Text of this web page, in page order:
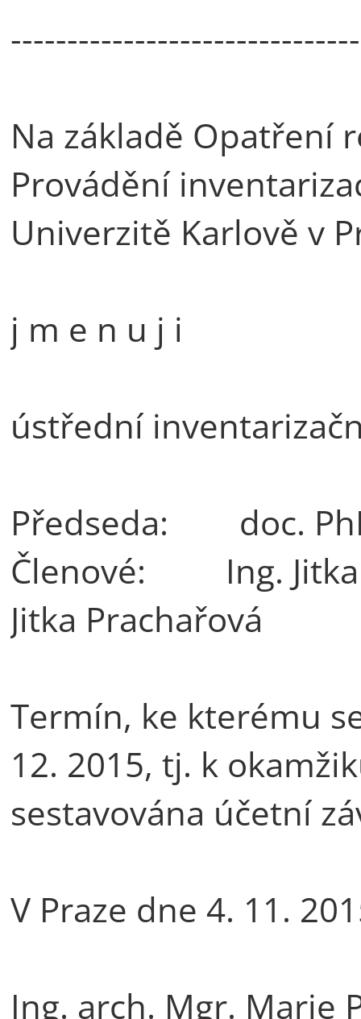
Na základě Opatření
Provádění
Univerzitě Karlově v
j m e n u j i
ústřední
Předseda: doc.
Členové: Ing.
Jitka Prachařová
Termín, ke kterému
12. 2015, tj. k
sestavována účetní
V Praze dne 4. 11.
Ing. arch. Mgr. Marie